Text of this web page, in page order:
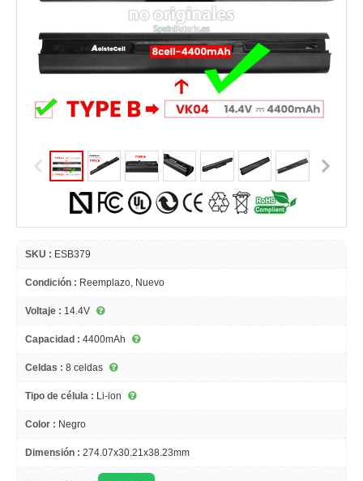
SKU : ESB379
Condición : Reemplazo, Nuevo
Voltaje : 14.4V
Capacidad : 4400mAh
Celdas : 8 celdas
Tipo de célula : Li-ion
Color : Negro
Dimensión : 274.07x30.21x38.23mm